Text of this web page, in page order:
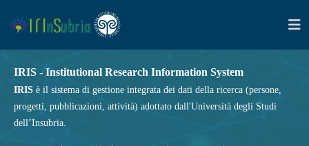
IRIS - Institutional Research Information System
IRIS è il sistema di gestione integrata dei dati della ricerca (persone,
progetti, pubblicazioni, attività) adottato dall'Università degli Studi
dell’Insubria.